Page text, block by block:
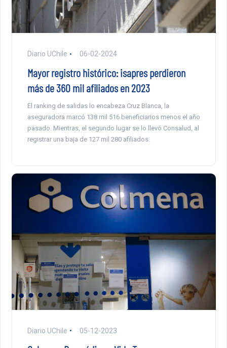
Diario UChile 06-02-2024
Mayor registro histórico: isapres perdieron
más de 360 mil afiliados en 2023
El ranking de salidas lo encabeza Cruz Blanca, la
aseguradora marcó 138 mil 516 beneficiarios menos el año
pasado. Mientras, el segundo lugar se lo llevó Consalud, al
registrar una baja de 127 mil 280 afiliados.
Diario UChile 05-12-2023